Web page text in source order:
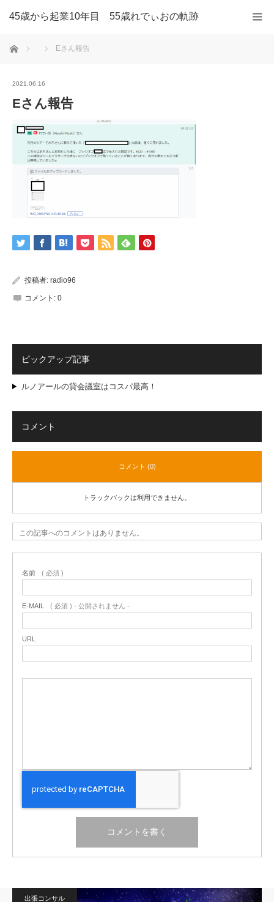
45歳から起業10年目 55歳れでぃおの軌跡
ホーム Eさん報告
2021.06.16
Eさん報告
投稿者: radio96
コメント: 0
ピックアップ記事
ルノアールの貸会議室はコスパ最高！
コメント
コメント (0)
トラックバックは利用できません。
この記事へのコメントはありません。
名前 ( 必須 )
E-MAIL ( 必須 ) - 公開されません -
URL
出張コンサル